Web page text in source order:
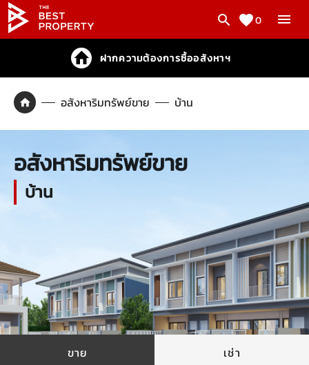
0
ฝากความต้องการซื้ออสังหาฯ
อสังหาริมทรัพย์ขาย บ้าน
อสังหาริมทรัพย์ขาย
บ้าน
ขาย เช่า